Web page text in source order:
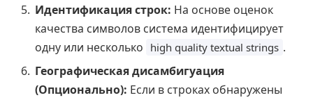
Идентификация строк: На основе оценок
качества символов система идентифицирует
одну или несколько high quality textual strings .
Географическая дисамбигуация
(Опционально): Если в строках обнаружены